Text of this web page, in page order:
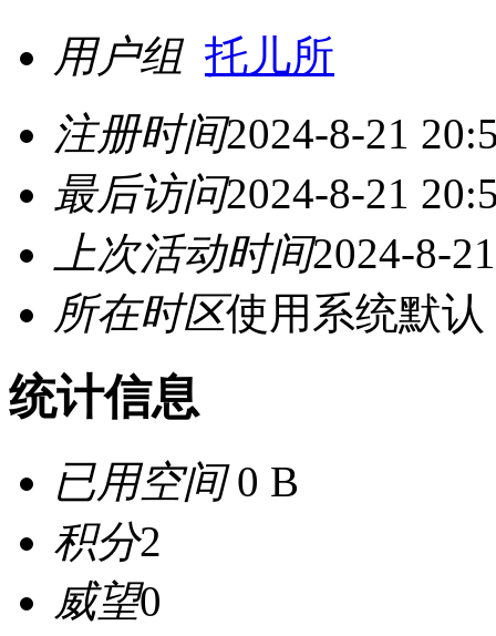
用户组 托儿所
注册时间2024-8-21
最后访问2024-8-21
上次活动时间2024-8-
所在时区使用系统默认
统计信息
已用空间0 B
积分2
威望0